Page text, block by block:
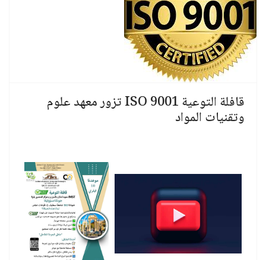
قافلة التوعية ISO 9001 تزور معهد علوم
وتقنيات المواد